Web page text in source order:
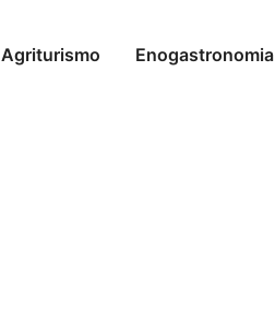
Agriturismo Enogastronomia